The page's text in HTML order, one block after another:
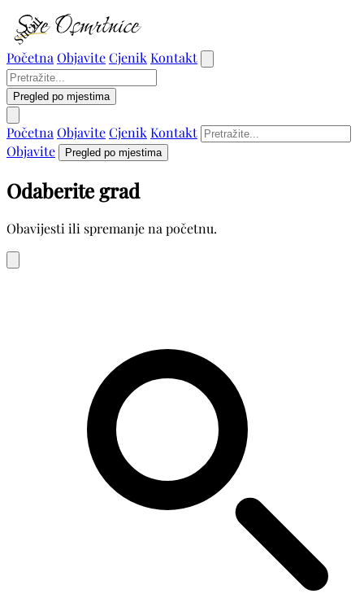
Početna ObjaviteCjenik Kontakt
Pregled po mjestima
Početna ObjaviteCjenik Kontakt
Objavite
Pregled po mjestima
Odaberite grad
Obavijesti ili spremanje na početnu.
Sućut